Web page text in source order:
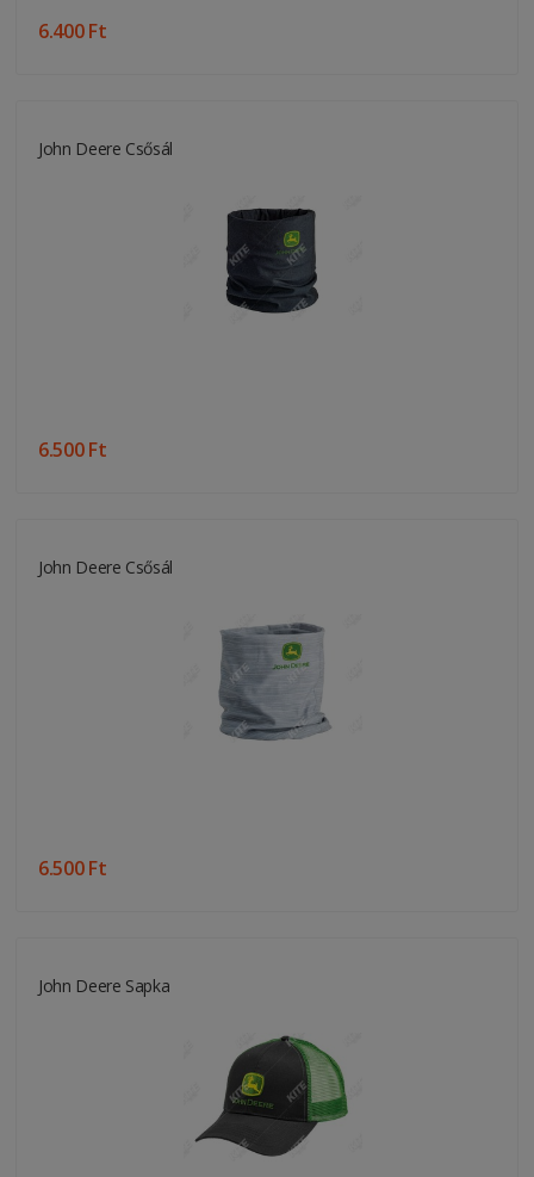
6.400 Ft
John Deere Csősál
6.500 Ft
John Deere Csősál
6.500 Ft
John Deere Sapka